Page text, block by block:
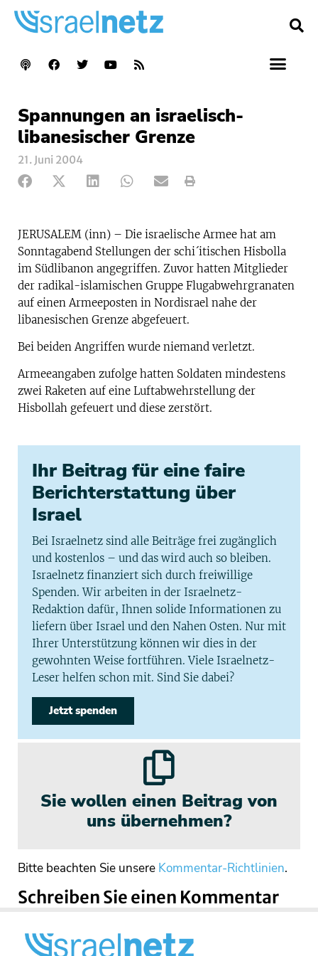
Spannungen an israelisch-
libanesischer Grenze
21. Juni 2004
JERUSALEM (inn) – Die israelische Armee hat am
Sonntagabend Stellungen der schi´itischen Hisbolla
im Südlibanon angegriffen. Zuvor hatten Mitglieder
der radikal-islamischen Gruppe Flugabwehrgranaten
auf einen Armeeposten in Nordisrael nahe der
libanesischen Grenze abgefeuert.
Bei beiden Angriffen wurde niemand verletzt.
Armeeangaben zufolge hatten Soldaten mindestens
zwei Raketen auf eine Luftabwehrstellung der
Hisbollah gefeuert und diese zerstört.
Ihr Beitrag für eine faire
Berichterstattung über
Israel
Bei Israelnetz sind alle Beiträge frei zugänglich
und kostenlos – und das wird auch so bleiben.
Israelnetz finanziert sich durch freiwillige
Spenden. Wir arbeiten in der Israelnetz-
Redaktion dafür, Ihnen solide Informationen zu
liefern über Israel und den Nahen Osten. Nur mit
Ihrer Unterstützung können wir dies in der
gewohnten Weise fortführen. Viele Israelnetz-
Leser helfen schon mit. Sind Sie dabei?
Jetzt spenden
Sie wollen einen Beitrag von
uns übernehmen?
Bitte beachten Sie unsere Kommentar-Richtlinien.
Schreiben Sie einen Kommentar